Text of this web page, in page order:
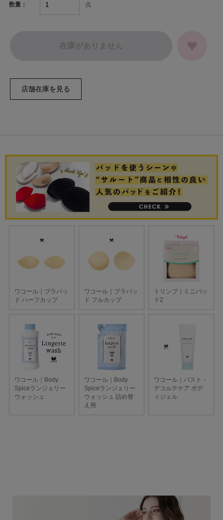
数量： 点
在庫がありません